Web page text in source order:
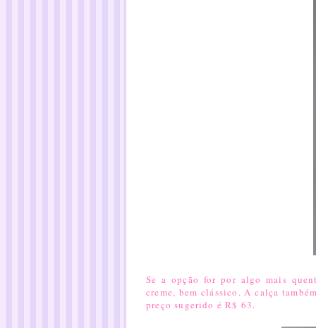
Se a opção for por algo mais
creme, bem clássico. A calça
preço sugerido é R$ 63.